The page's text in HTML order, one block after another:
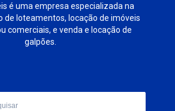
é uma empresa especializada na
de loteamentos, locação de imóveis
comerciais, e venda e locação de
galpões.